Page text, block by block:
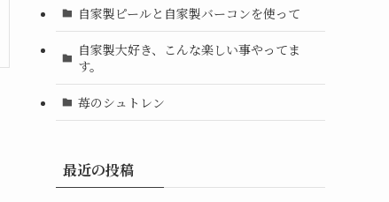
自家製ピールと自家製バーコンを使って
自家製大好き、こんな楽しい事やってま
す。
苺のシュトレン
最近の投稿